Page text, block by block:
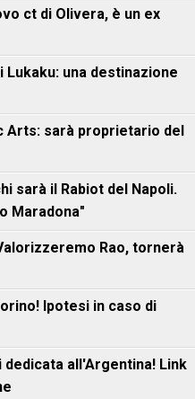
ct di Olivera, è un ex
Lukaku: una destinazione
Arts: sarà proprietario del
sarà il Rabiot del Napoli.
Maradona"
Rao, tornerà
Ipotesi in caso di
dedicata all'Argentina! Link